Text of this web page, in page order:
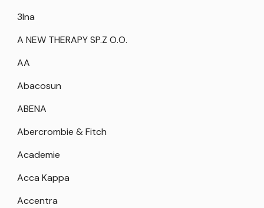
3Ina
A NEW THERAPY SP.Z O.O.
AA
Abacosun
ABENA
Abercrombie & Fitch
Academie
Acca Kappa
Accentra